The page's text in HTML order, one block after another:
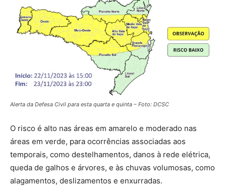
Alerta da Defesa Civil para esta quarta e quinta – Foto: DCSC
O risco é alto nas áreas em amarelo e moderado nas
áreas em verde, para ocorrências associadas aos
temporais, como destelhamentos, danos à rede elétrica,
queda de galhos e árvores, e às chuvas volumosas, como
alagamentos, deslizamentos e enxurradas.